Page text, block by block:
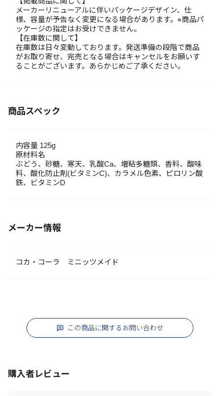
メーカーリニューアルに伴いパッケージデザイン、仕
様、容量が予告なく変更になる場合があります。※商品パ
ッケージの指定はお受けできません。
【在庫数に関して】
在庫数は日々変動しております。発送準備の段階で商品
がお取り寄せ、完売となる場合はキャンセルをお願いす
ることがございます。あらかじめご了承ください。
商品スペック
内容量 125g
原材料名
ぶどう、砂糖、寒天、乳酸Ca、増粘多糖類、香料、酸味
料、酸化防止剤(ビタミンC)、カラメル色素、ピロリン酸
鉄、ビタミンD
メーカー情報
コカ・コーラ ミニッツメイド
この商品に関するお問い合わせ
購入者レビュー